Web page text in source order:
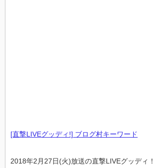
[直撃LIVEグッディ!] ブログ村キーワード
2018年2月27日(火)放送の直撃LIVEグッディ！